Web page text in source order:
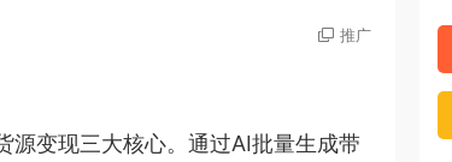
推广
变现三大核心。通过AI批量生成带